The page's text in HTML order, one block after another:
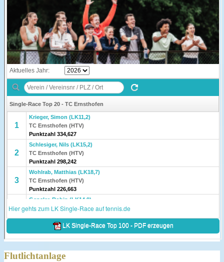
Flutlichtanlage